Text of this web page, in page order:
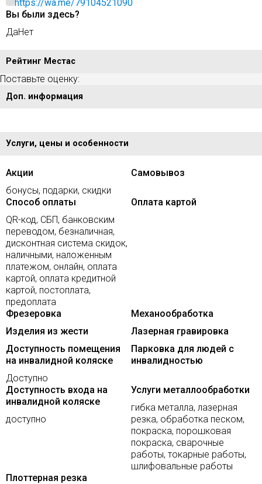
https://wa.me/79104521090
Вы были здесь?
ДаНет
Рейтинг Местас
Поставьте оценку:
Доп. информация
Услуги, цены и особенности
Акции
бонусы, подарки, скидки
Самовывоз
Способ оплаты
QR-код, СБП, банковским
переводом, безналичная,
дисконтная система скидок,
наличными, наложенным
платежом, онлайн, оплата
картой, оплата кредитной
картой, постоплата,
предоплата
Оплата картой
Фрезеровка
Механообработка
Изделия из жести
Лазерная гравировка
Доступность помещения
на инвалидной коляске
Доступно
Парковка для людей с
инвалидностью
Доступность входа на
инвалидной коляске
доступно
Услуги металлообработки
гибка металла, лазерная
резка, обработка песком,
покраска, порошковая
покраска, сварочные
работы, токарные работы,
шлифовальные работы
Плоттерная резка